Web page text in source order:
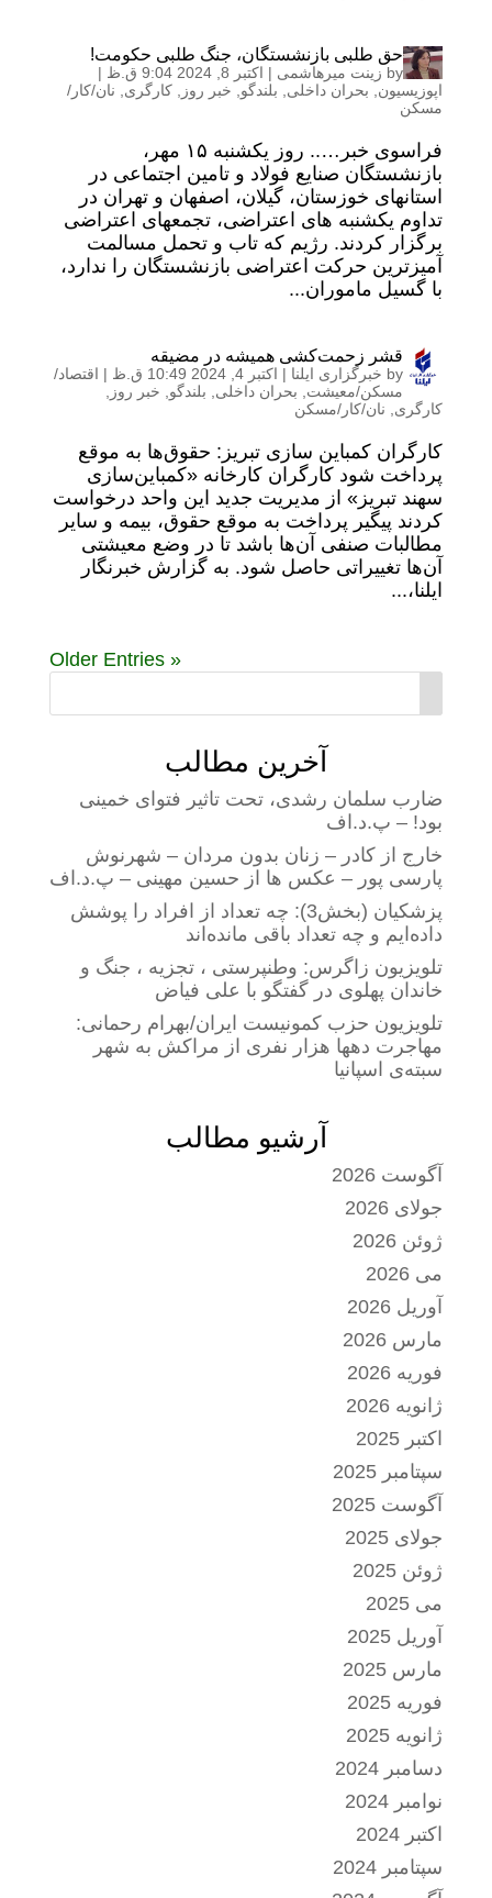
حق طلبی بازنشستگان، جنگ طلبی حکومت!
by زینت میرهاشمی | اکتبر 8, 2024 9:04 ق.ظ
|
اپوزیسیون
بحران داخلی بلندگو خبر روز کارگری
نان/کار/
مسکن
فراسوی خبر….. روز یکشنبه ۱۵ مهر،
بازنشستگان صنایع فولاد و تامین اجتماعی در
استانهای خوزستان، گیلان، اصفهان و تهران در
تداوم یکشنبه های اعتراضی، تجمعهای اعتراضی
برگزار کردند. رژیم که تاب و تحمل مسالمت
آمیزترین حرکت اعتراضی بازنشستگان را ندارد،
با گسیل ماموران...
قشر زحمت‌کشی همیشه در مضیقه
by خبرگزاری ایلنا | اکتبر 4, 2024 10:49 ق.ظ | اقتصاد/
مسکن/معیشت
بحران داخلی بلندگو خبر روز
کارگری
نان/کار/مسکن
کارگران کمباین سازی تبریز: حقوق‌ها به موقع
پرداخت شود کارگران کارخانه «کمباین‌سازی
سهند تبریز» از مدیریت جدید این واحد درخواست
کردند پیگیر پرداخت به موقع حقوق، بیمه و سایر
مطالبات صنفی آن‌ها باشد تا در وضع معیشتی
آن‌ها تغییراتی حاصل شود. به گزارش خبرنگار
ایلنا،...
« Older Entries
آخرین مطالب
ضارب سلمان رشدی، تحت تاثیر فتوای خمینی
بود! – پ.د.اف
خارج از کادر – زنان بدون مردان – شهرنوش
پارسی پور – عکس ها از حسین مهینی – پ.د.اف
پزشکیان (بخش3): چه تعداد از افراد را پوشش
داده‌ایم و چه تعداد باقی مانده‌اند
تلویزیون زاگرس: وطنپرستی ، تجزیه ، جنگ و
خاندان پهلوی در گفتگو با علی فیاض
تلویزیون حزب کمونیست ایران/بهرام رحمانی:
مهاجرت دهها هزار نفری از مراکش به شهر
سبته‌ی اسپانیا
آرشیو مطالب
آگوست 2026
جولای 2026
ژوئن 2026
می 2026
آوریل 2026
مارس 2026
فوریه 2026
ژانویه 2026
اکتبر 2025
سپتامبر 2025
آگوست 2025
جولای 2025
ژوئن 2025
می 2025
آوریل 2025
مارس 2025
فوریه 2025
ژانویه 2025
دسامبر 2024
نوامبر 2024
اکتبر 2024
سپتامبر 2024